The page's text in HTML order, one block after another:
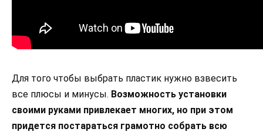
Для того чтобы выбрать пластик нужно взвесить
все плюсы и минусы. Возможность установки
своими руками привлекает многих, но при этом
придется постараться грамотно собрать всю